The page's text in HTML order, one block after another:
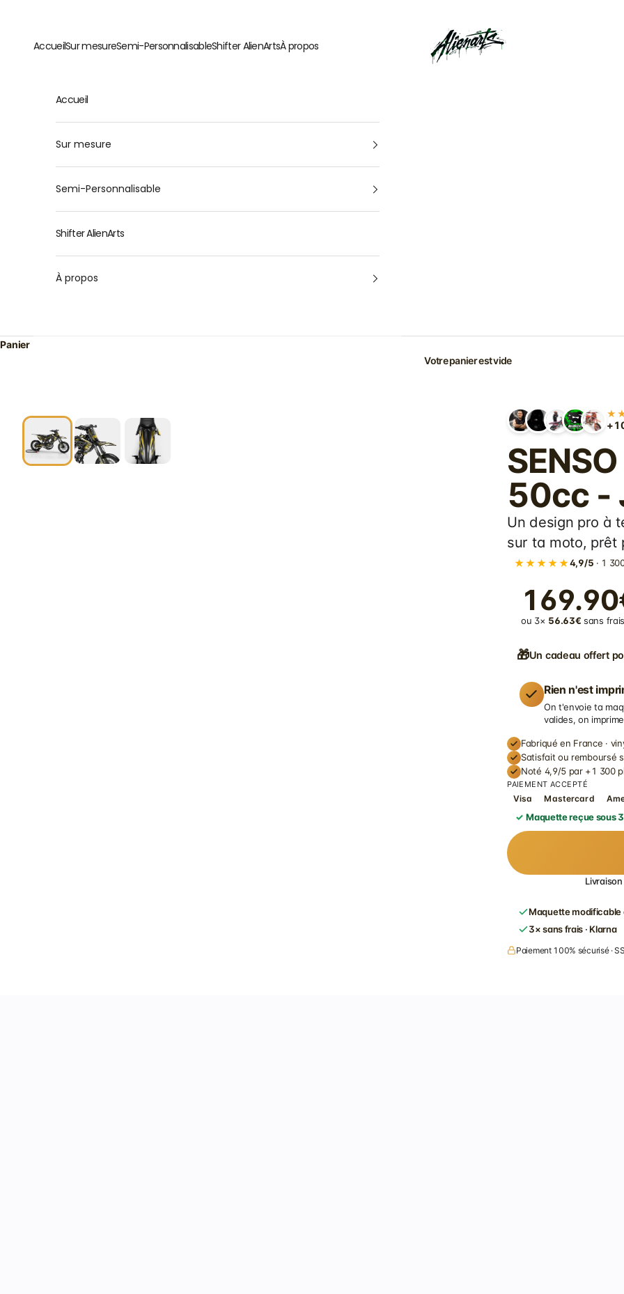
AlienArts
AccueilSur mesureSemi-PersonnalisableShifter AlienArtsÀ propos
Accueil
Sur mesure
Semi-Personnalisable
Shifter AlienArts
À propos
Panier
Votre panier est vide
50cc -
Un design pro à
sur ta moto, prêt
★★★★★4,9/5 · 1
ou 3× 56.63€ sans
🎁Un cadeau offert
Rien n'est
On t'envoie ta
valides, on
Fabriqué en France ·
Satisfait ou remboursé
Noté 4,9/5 par +1 300
PAIEMENT ACCEPTÉ
Visa Mastercard
Maquette reçue sous
Maquette modificable
3× sans frais · Klarna
Paiement 100% sécurisé ·
Marque, modèle et année — pour un kit pile à tes côtes.